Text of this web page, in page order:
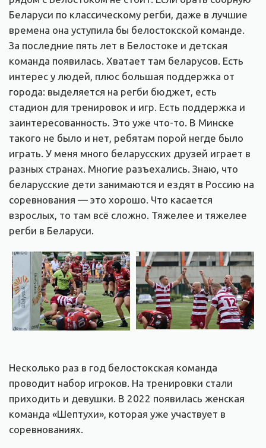
Беларуси по классическому регби, даже в лучшие
времена она уступила бы белостокской команде.
За последние пять лет в Белостоке и детская
команда появилась. Хватает там беларусов. Есть
интерес у людей, плюс большая поддержка от
города: выделяется на регби бюджет, есть
стадион для тренировок и игр. Есть поддержка и
заинтересованность. Это уже что-то. В Минске
такого не было и нет, ребятам порой негде было
играть. У меня много беларусских друзей играет в
разных странах. Многие разъехались. Знаю, что
беларусские дети занимаются и ездят в Россию на
соревнования — это хорошо. Что касается
взрослых, то там всё сложно. Тяжелее и тяжелее
регби в Беларуси.
Несколько раз в год белостокская команда
проводит набор игроков. На тренировки стали
приходить и девушки. В 2022 появилась женская
команда «Шептухи», которая уже участвует в
соревнованиях.